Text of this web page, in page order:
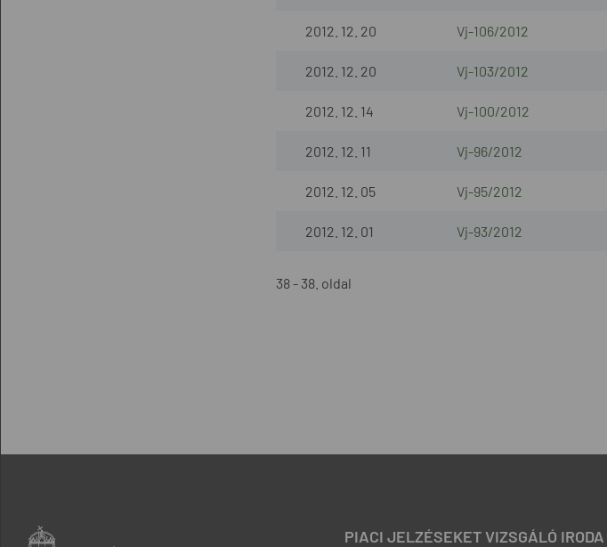
2012. 12. 20 Vj-106/2012
2012. 12. 20 Vj-103/2012
2012. 12. 14 Vj-100/2012
2012. 12. 11 Vj-96/2012
2012. 12. 05 Vj-95/2012
2012. 12. 01 Vj-93/2012
38 - 38. oldal
PIACI JELZÉSEKET VIZSGÁLÓ IRODA